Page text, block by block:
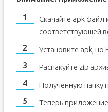
Скачайте apk файл
соответствующей
Установите apk, но
Распакуйте zip
Полученную папку
Теперь